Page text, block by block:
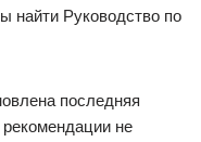
найти Руководство по
​​последняя
не